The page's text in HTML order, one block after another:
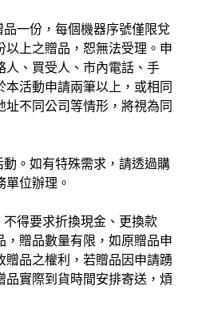
一份，每個機器序號僅限兌
上之贈品，恕無法受理。申
人、買受人、市內電話、手
活動申請兩筆以上，或相同
不同公司等情形，將視為同
。如有特殊需求，請透過購
單位辦理。
得要求折換現金、更換款
贈品數量有限，如原贈品申
品之權利，若贈品因申請踴
品實際到貨時間安排寄送，煩